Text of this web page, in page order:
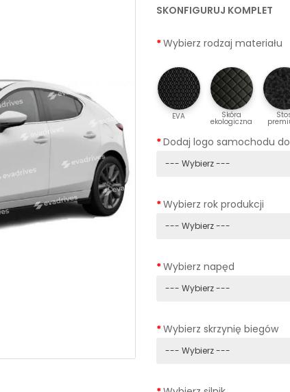
SKONFIGURUJ KOMPLET
Wybierz rodzaj materiału
EVA Skóra
ekologiczna
Dodaj logo samochodu
Wybierz rok produkcji
Wybierz napęd
Wybierz skrzynię biegów